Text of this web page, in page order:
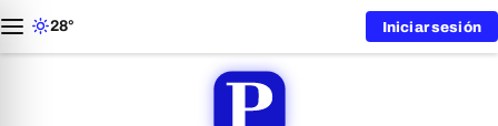
28° Iniciar sesión